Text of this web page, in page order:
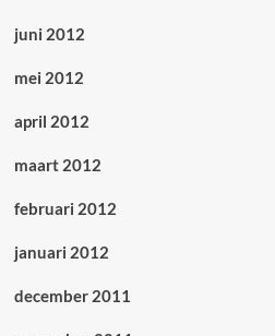
juni 2012
mei 2012
april 2012
maart 2012
februari 2012
januari 2012
december 2011